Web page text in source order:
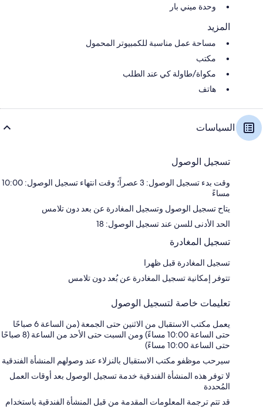
وحدة ميني بار
المزيد
مساحة عمل مناسبة للكمبيوتر المحمول
مكتب
مكواة/طاولة كي عند الطلب
هاتف
السياسات
تسجيل الوصول
وقت بدء تسجيل الوصول: 3 عصراً؛ وقت انتهاء تسجيل الوصول: 10:00
مساءً
يتاح تسجيل الوصول وتسجيل المغادرة عن بعد دون تلامس
الحد الأدنى للسن عند تسجيل الوصول: 18
تسجيل المغادرة
تسجيل المغادرة قبل ظهرا
تتوفر إمكانية تسجيل المغادرة عن بُعد دون تلامس
تعليمات خاصة لتسجيل الوصول
يعمل مكتب الاستقبال من الاثنين حتى الجمعة (من الساعة 6 صباحًا
حتى الساعة 10:00 مساءً) ومن السبت حتى الأحد من الساعة (8 صباحًا
حتى الساعة 10:00 مساءً)
سيرحب موظفو مكتب الاستقبال بالنزلاء عند وصولهم المنشأة الفندقية
لا توفر هذه المنشأة الفندقية خدمة تسجيل الوصول بعد أوقات العمل
المُحددة
قد تتم ترجمة المعلومات المقدمة من قبل المنشأة الفندقية باستخدام